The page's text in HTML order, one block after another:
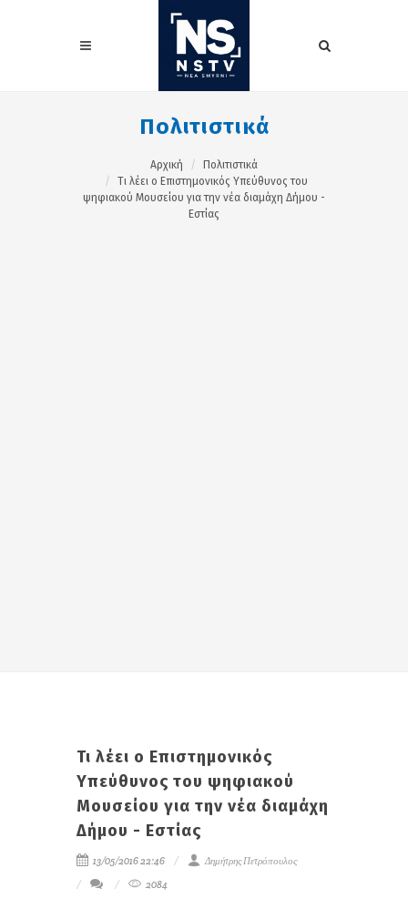
Πολιτιστικά
Αρχική
Πολιτιστικά
Τι λέει ο Επιστημονικός Υπεύθυνος του
ψηφιακού Μουσείου για την νέα διαμάχη Δήμου -
Εστίας
Τι λέει ο Επιστημονικός
Υπεύθυνος του ψηφιακού
Μουσείου για την νέα διαμάχη
Δήμου - Εστίας
13/05/2016 22:46
Δημήτρης Πετρόπουλος
2084